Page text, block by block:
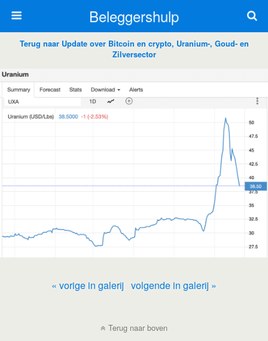
Beleggershulp
Terug naar Update over Bitcoin en crypto, Uranium-, Goud- en
Zilversector
« vorige in galerij volgende in galerij »
Terug naar boven